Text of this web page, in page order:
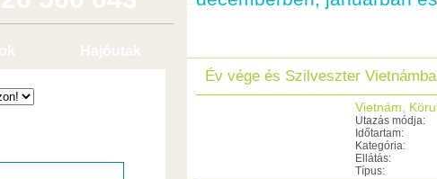
Hajóutak
Év vége és Szilveszter
Vietnám,
Utazás módja:
Időtartam:
Kategória:
Ellátás:
Típus: